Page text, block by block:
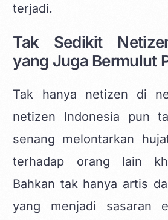
terjadi.
Tak Sedikit
yang Juga Bermulut
Tak hanya netizen di
netizen Indonesia pun
senang melontarkan
terhadap orang lain
Bahkan tak hanya artis
yang menjadi sasaran